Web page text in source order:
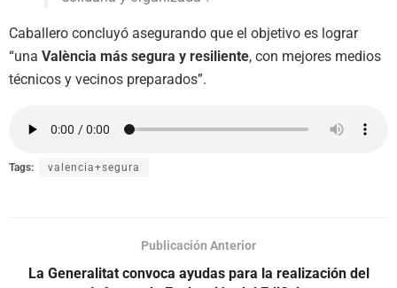
Caballero concluyó asegurando que el objetivo es lograr
“una València más segura y resiliente, con mejores medios
técnicos y vecinos preparados”.
Tags: valencia+segura
Publicación Anterior
La Generalitat convoca ayudas para la realización del